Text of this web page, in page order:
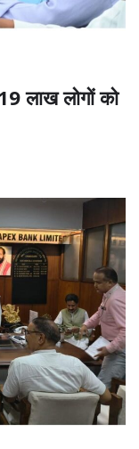
लाख लोगों को